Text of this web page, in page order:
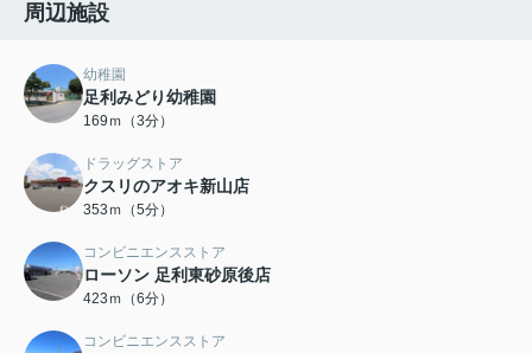
周辺施設
幼稚園
足利みどり幼稚園
169ｍ（3分）
ドラッグストア
クスリのアオキ新山店
353ｍ（5分）
コンビニエンスストア
ローソン 足利東砂原後店
423ｍ（6分）
コンビニエンスストア